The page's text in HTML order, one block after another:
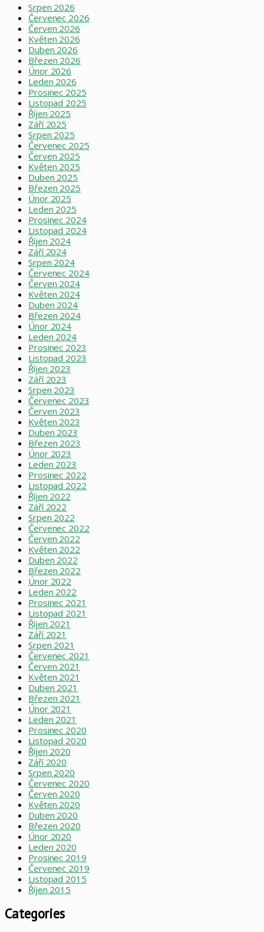
Srpen 2026
Červenec 2026
Červen 2026
Květen 2026
Duben 2026
Březen 2026
Únor 2026
Leden 2026
Prosinec 2025
Listopad 2025
Říjen 2025
Září 2025
Srpen 2025
Červenec 2025
Červen 2025
Květen 2025
Duben 2025
Březen 2025
Únor 2025
Leden 2025
Prosinec 2024
Listopad 2024
Říjen 2024
Září 2024
Srpen 2024
Červenec 2024
Červen 2024
Květen 2024
Duben 2024
Březen 2024
Únor 2024
Leden 2024
Prosinec 2023
Listopad 2023
Říjen 2023
Září 2023
Srpen 2023
Červenec 2023
Červen 2023
Květen 2023
Duben 2023
Březen 2023
Únor 2023
Leden 2023
Prosinec 2022
Listopad 2022
Říjen 2022
Září 2022
Srpen 2022
Červenec 2022
Červen 2022
Květen 2022
Duben 2022
Březen 2022
Únor 2022
Leden 2022
Prosinec 2021
Listopad 2021
Říjen 2021
Září 2021
Srpen 2021
Červenec 2021
Červen 2021
Květen 2021
Duben 2021
Březen 2021
Únor 2021
Leden 2021
Prosinec 2020
Listopad 2020
Říjen 2020
Září 2020
Srpen 2020
Červenec 2020
Červen 2020
Květen 2020
Duben 2020
Březen 2020
Únor 2020
Leden 2020
Prosinec 2019
Červenec 2019
Listopad 2015
Říjen 2015
Categories